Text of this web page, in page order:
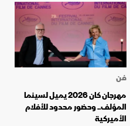
فن
مهرجان كان 2026 يميل لسينما
المؤلف.. وحضور محدود للأفلام
الأميركية